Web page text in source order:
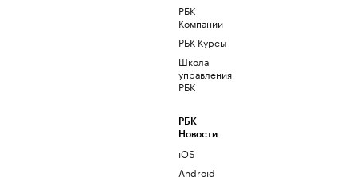
РБК
Компании
РБК Курсы
Школа
управления
РБК
РБК
Новости
iOS
Android